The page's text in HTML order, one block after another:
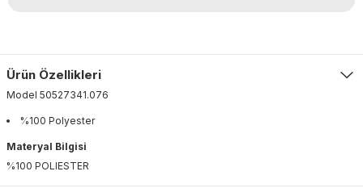
Ürün Özellikleri
Model 50527341.076
%100 Polyester
Materyal Bilgisi
%100 POLIESTER